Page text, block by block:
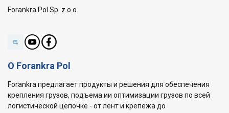
Forankra Pol Sp. z o.o.
О Forankra Pol
Forankra предлагает продукты и решения для обеспечения
крепления грузов, подъема ии оптимизации грузов по всей
логистической цепочке - от лент и крепежа до